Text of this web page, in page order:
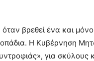
βρεθεί ένα και
Η Κυβέρνηση
για σκύλους